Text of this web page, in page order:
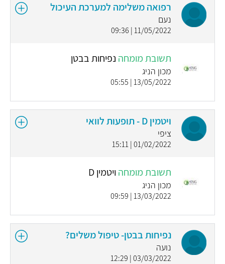
רפואה משלימה למערכת העיכול
נעם
11/05/2022 | 09:36
תשובת מומחה נפיחות בבטן
מכון הניג
13/05/2022 | 05:55
ויטמין D - תופעות לוואי
ציפי
01/02/2022 | 15:11
תשובת מומחהויטמין D
מכון הניג
13/03/2022 | 09:59
נפיחות בבטן- טיפול משלים?
נועה
03/03/2022 | 12:29